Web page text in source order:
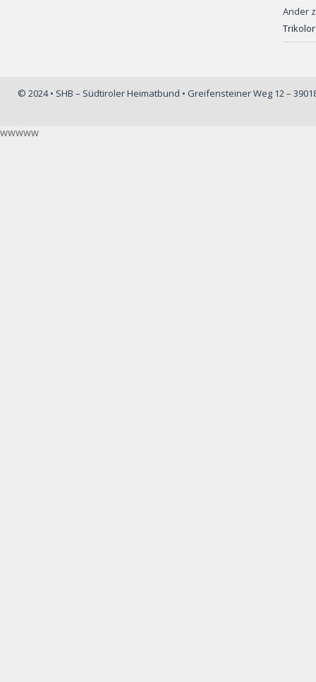
Ander
© 2024 • SHB – Südtiroler Heimatbund • Greifensteiner Weg 12 –
wwwww